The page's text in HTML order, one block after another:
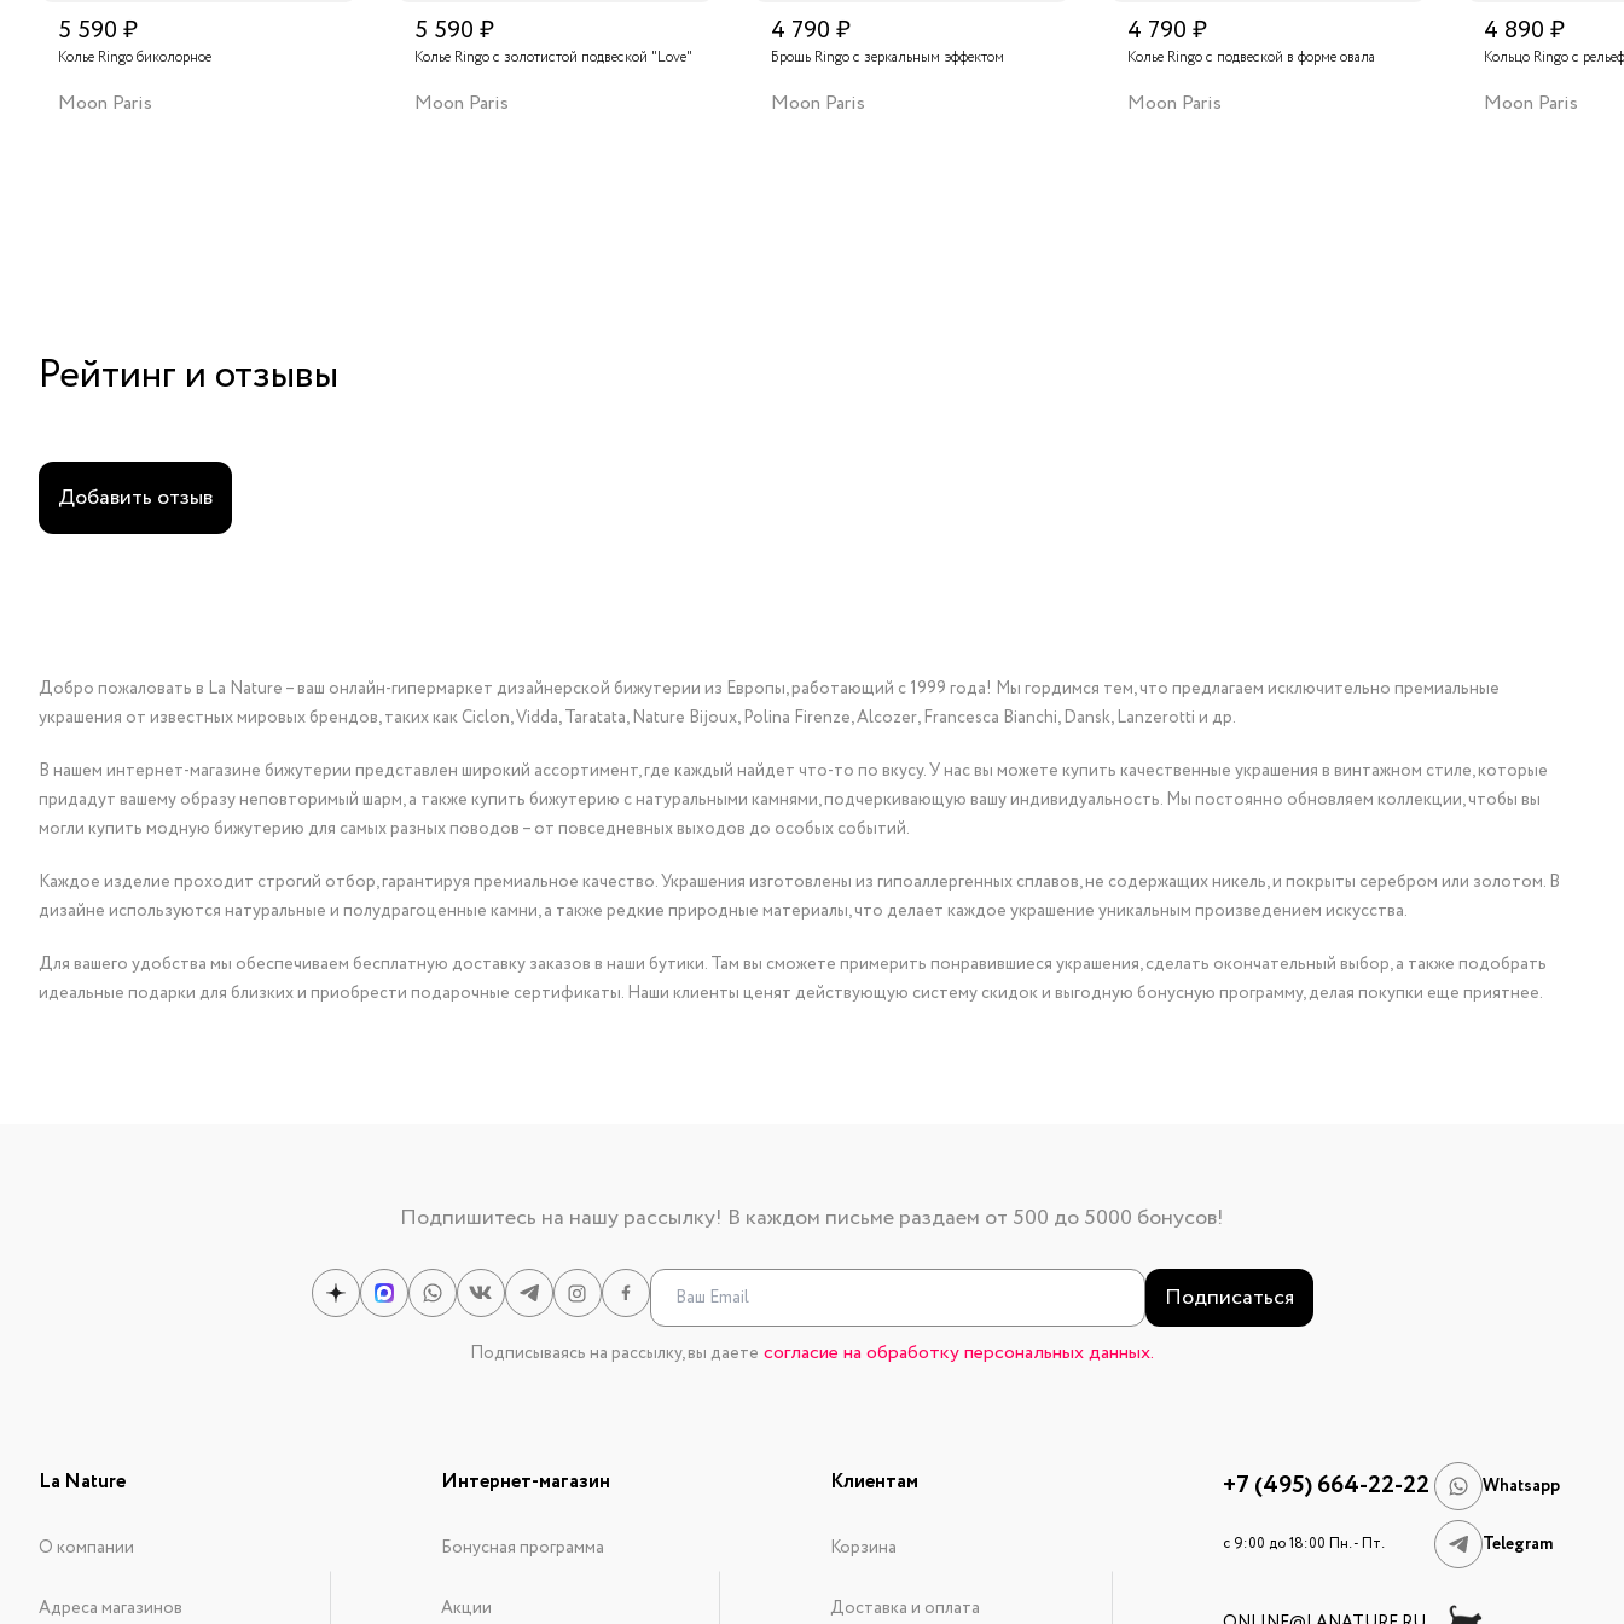
5 590 ₽
Колье Ringo биколорное
Moon Paris
5 590 ₽
Колье Ringo с золотистой подвеской "Love"
Moon Paris
4 790 ₽
Брошь Ringo с зеркальным эффектом
Moon Paris
4 790 ₽
Колье Ringo с подвеской в форме овала
Moon Paris
4 890 ₽
Кольцо Ringo с
Moon Paris
Рейтинг и отзывы
Добавить отзыв
Добро пожаловать в La Nature – ваш онлайн-гипермаркет дизайнерской бижутерии из Европы, работающий с 1999 года! Мы гордимся тем, что предлагаем исключительно премиальные
украшения от известных мировых брендов, таких как Ciclon, Vidda, Taratata, Nature Bijoux, Polina Firenze, Alcozer, Francesca Bianchi, Dansk, Lanzerotti и др.
В нашем интернет-магазине бижутерии представлен широкий ассортимент, где каждый найдет что-то по вкусу. У нас вы можете купить качественные украшения в винтажном стиле, которые
придадут вашему образу неповторимый шарм, а также купить бижутерию с натуральными камнями, подчеркивающую вашу индивидуальность. Мы постоянно обновляем коллекции, чтобы вы
могли купить модную бижутерию для самых разных поводов – от повседневных выходов до особых событий.
Каждое изделие проходит строгий отбор, гарантируя премиальное качество. Украшения изготовлены из гипоаллергенных сплавов, не содержащих никель, и покрыты серебром или золотом. В
дизайне используются натуральные и полудрагоценные камни, а также редкие природные материалы, что делает каждое украшение уникальным произведением искусства.
Для вашего удобства мы обеспечиваем бесплатную доставку заказов в наши бутики. Там вы сможете примерить понравившиеся украшения, сделать окончательный выбор, а также подобрать
идеальные подарки для близких и приобрести подарочные сертификаты. Наши клиенты ценят действующую систему скидок и выгодную бонусную программу, делая покупки еще приятнее.
Подпишитесь на нашу рассылку! В каждом письме раздаем от 500 до 5000 бонусов!
Подписаться
Подписываясь на рассылку, вы даете согласие на обработку персональных данных.
La Nature
О компании
Адреса магазинов
Интернет-магазин
Бонусная программа
Акции
Клиентам
Корзина
Доставка и оплата
+7 (495) 664-22-22 Whatsapp
c 9:00 до 18:00 Пн. - Пт. Telegram